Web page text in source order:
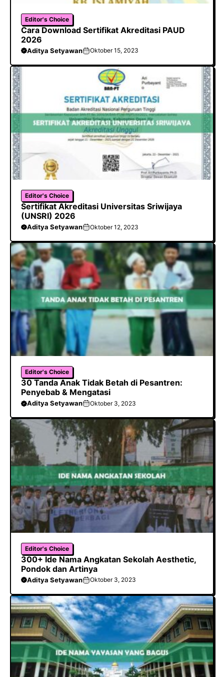
Editor's Choice
Cara Download Sertifikat Akreditasi PAUD
2026
Aditya Setyawan Oktober 15, 2023
Editor's Choice
Sertifikat Akreditasi Universitas Sriwijaya
(UNSRI) 2026
Aditya Setyawan Oktober 12, 2023
Editor's Choice
30 Tanda Anak Tidak Betah di Pesantren:
Penyebab & Mengatasi
Aditya Setyawan Oktober 3, 2023
Editor's Choice
300+ Ide Nama Angkatan Sekolah Aesthetic,
Pondok dan Artinya
Aditya Setyawan Oktober 3, 2023